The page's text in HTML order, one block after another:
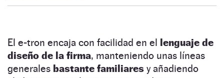
El e-tron encaja con facilidad en el lenguaje de
diseño de la firma, manteniendo unas líneas
generales bastante familiares y añadiendo